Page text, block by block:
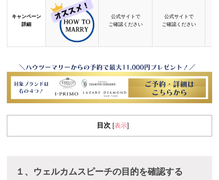
キャンペーン
詳細
公式サイトで
ご確認ください
公式サイトで
ご確認ください
目次 表示
１、ウェルカムスピーチの目的を確認する